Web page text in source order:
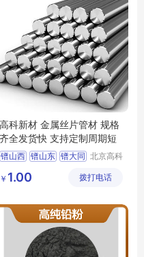
高科新材 金属丝片管材 规格
齐全发货快 支持定制周期短
镨山西 镨山东 镨大同 北京高科
技有限公
￥ 1.00 拨打电话